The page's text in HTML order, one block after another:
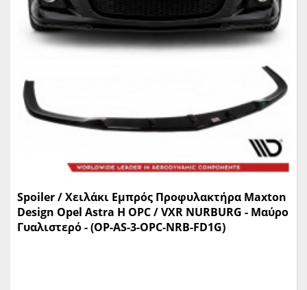
Spoiler / Χειλάκι Εμπρός Προφυλακτήρα Maxton
Design Opel Astra H OPC / VXR NURBURG - Μαύρο
Γυαλιστερό - (OP-AS-3-OPC-NRB-FD1G)